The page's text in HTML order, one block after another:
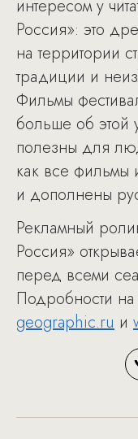
интересом у
Россия»: это
на территории
традиции и
Фильмы
больше об этой
полезны для
как все фильмы
и дополнены
Рекламный
Россия»
перед всеми
Подробности на
geographic.ru и